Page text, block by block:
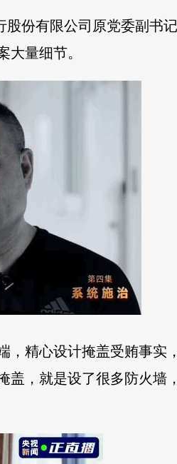
份有限公司原党委副书
大量细节。
，精心设计掩盖受贿事实
，就是设了很多防火墙